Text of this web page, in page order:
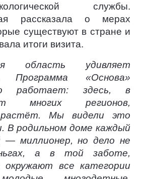
службы.
рассказала о мерах
существуют в стране и
итоги визита.
область удивляет
Программа «Основа»
работает: здесь, в
многих регионов,
растёт. Мы видели это
В родильном доме каждый
— миллионер, но дело не
а в той заботе,
окружают все категории